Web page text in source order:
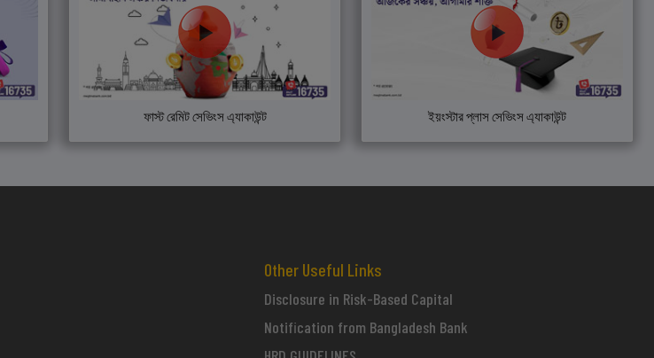
ফাস্ট রেমিট সেভিংস এ্যাকাউন্ট ইয়ংস্টার প্লাস সেভিংস এ্যাকাউন্ট
Other Useful Links
Disclosure in Risk-Based Capital
Notification from Bangladesh Bank